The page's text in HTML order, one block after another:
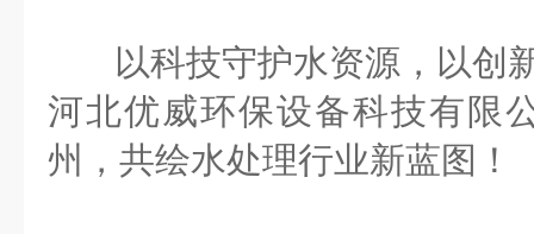
以科技守护水资源，以创
河北优威环保设备科技有限
州，共绘水处理行业新蓝图！